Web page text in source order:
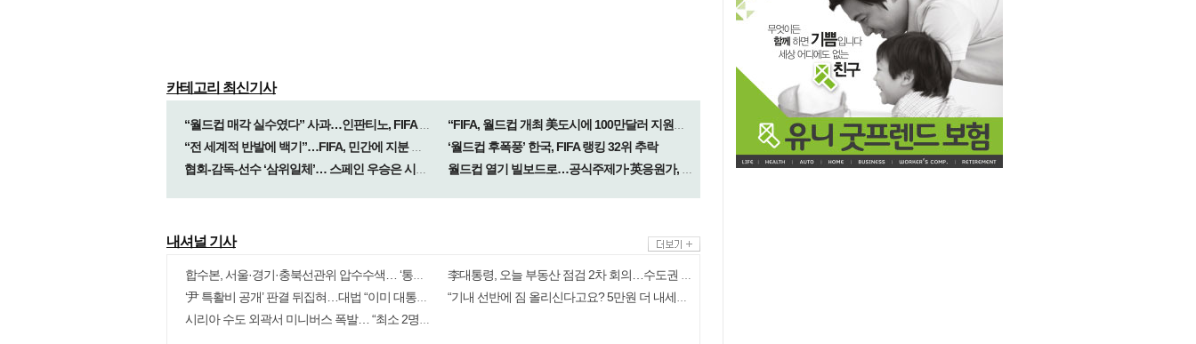
카테고리 최신기사
“월드컵 매각 실수였다” 사과…인판티노, FIFA 회장직 유지
“FIFA, 월드컵 개최 美도시에 100만달러 지원금 약속”
“전 세계적 반발에 백기”…FIFA, 민간에 지분 매각 계획 무산
‘월드컵 후폭풍’ 한국, FIFA 랭킹 32위 추락
협회-감독-선수 ‘삼위일체’… 스페인 우승은 시스템이 만들었다 월드컵 열기 빌보드로…공식주제가·英응원가, 글로벌차트 점령
내셔널 기사
more
합수본, 서울·경기·충북선관위 압수수색… ‘통계조작’ 수사확대
李대통령, 오늘 부동산 점검 2차 회의…수도권 공급대책 논의
‘尹 특활비 공개’ 판결 뒤집혀…대법 “이미 대통령기록관 이관”
“기내 선반에 짐 올리신다고요? 5만원 더 내세요”…호주 항공사 정책에 ‘깜짝’
시리아 수도 외곽서 미니버스 폭발… “최소 2명 사망·10여명 부상”